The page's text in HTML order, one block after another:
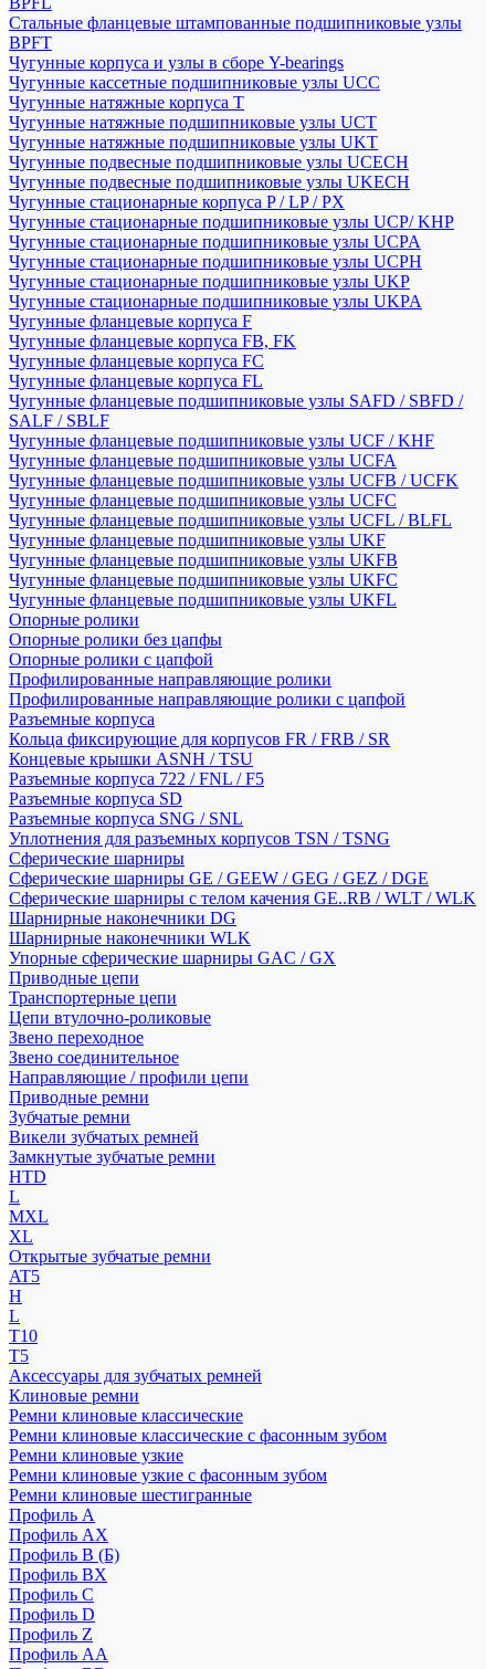
Стальные фланцевые штампованные подшипниковые узлы
BPFT
Чугунные корпуса и узлы в сборе Y-bearings
Чугунные кассетные подшипниковые узлы UCC
Чугунные натяжные корпуса T
Чугунные натяжные подшипниковые узлы UCT
Чугунные натяжные подшипниковые узлы UKT
Чугунные подвесные подшипниковые узлы UCECH
Чугунные подвесные подшипниковые узлы UKECH
Чугунные стационарные корпуса P / LP / PX
Чугунные стационарные подшипниковые узлы UCP/ KHP
Чугунные стационарные подшипниковые узлы UCPA
Чугунные стационарные подшипниковые узлы UCPH
Чугунные стационарные подшипниковые узлы UKP
Чугунные стационарные подшипниковые узлы UKPA
Чугунные фланцевые корпуса F
Чугунные фланцевые корпуса FB, FK
Чугунные фланцевые корпуса FC
Чугунные фланцевые корпуса FL
Чугунные фланцевые подшипниковые узлы SAFD / SBFD /
SALF / SBLF
Чугунные фланцевые подшипниковые узлы UCF / KHF
Чугунные фланцевые подшипниковые узлы UCFA
Чугунные фланцевые подшипниковые узлы UCFB / UCFK
Чугунные фланцевые подшипниковые узлы UCFC
Чугунные фланцевые подшипниковые узлы UCFL / BLFL
Чугунные фланцевые подшипниковые узлы UKF
Чугунные фланцевые подшипниковые узлы UKFB
Чугунные фланцевые подшипниковые узлы UKFC
Чугунные фланцевые подшипниковые узлы UKFL
Опорные ролики
Опорные ролики без цапфы
Опорные ролики с цапфой
Профилированные направляющие ролики
Профилированные направляющие ролики с цапфой
Разъемные корпуса
Кольца фиксирующие для корпусов FR / FRB / SR
Концевые крышки ASNH / TSU
Разъемные корпуса 722 / FNL / F5
Разъемные корпуса SD
Разъемные корпуса SNG / SNL
Уплотнения для разъемных корпусов TSN / TSNG
Сферические шарниры
Сферические шарниры GE / GEEW / GEG / GEZ / DGE
Сферические шарниры с телом качения GE..RB / WLT / WLK
Шарнирные наконечники DG
Шарнирные наконечники WLK
Упорные сферические шарниры GAC / GX
Приводные цепи
Транспортерные цепи
Цепи втулочно-роликовые
Звено переходное
Звено соединительное
Направляющие / профили цепи
Приводные ремни
Зубчатые ремни
Викели зубчатых ремней
Замкнутые зубчатые ремни
HTD
L
MXL
XL
Открытые зубчатые ремни
AT5
H
L
T10
T5
Аксессуары для зубчатых ремней
Клиновые ремни
Ремни клиновые классические
Ремни клиновые классические с фасонным зубом
Ремни клиновые узкие
Ремни клиновые узкие с фасонным зубом
Ремни клиновые шестигранные
Профиль A
Профиль AX
Профиль B (Б)
Профиль BX
Профиль C
Профиль D
Профиль Z
Профиль АА